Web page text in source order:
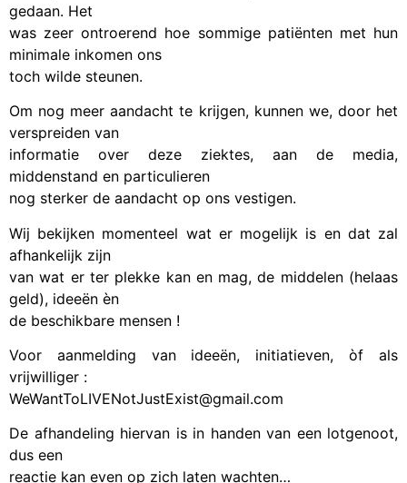
gedaan. Het
was zeer ontroerend hoe sommige patiënten met hun
minimale inkomen ons
toch wilde steunen.
Om nog meer aandacht te krijgen, kunnen we, door het
verspreiden van
informatie over deze ziektes, aan de media,
middenstand en particulieren
nog sterker de aandacht op ons vestigen.
Wij bekijken momenteel wat er mogelijk is en dat zal
afhankelijk zijn
van wat er ter plekke kan en mag, de middelen (helaas
geld), ideeën èn
de beschikbare mensen !
Voor aanmelding van ideeën, initiatieven, òf als
vrijwilliger :
WeWantToLIVENotJustExist@gmail.com
De afhandeling hiervan is in handen van een lotgenoot,
dus een
reactie kan even op zich laten wachten…